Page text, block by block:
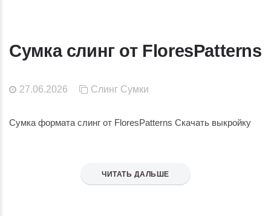
Сумка слинг от FloresPatterns
27.06.2026 Слинг Сумки
Сумка формата слинг от FloresPatterns Скачать выкройку
ЧИТАТЬ ДАЛЬШЕ